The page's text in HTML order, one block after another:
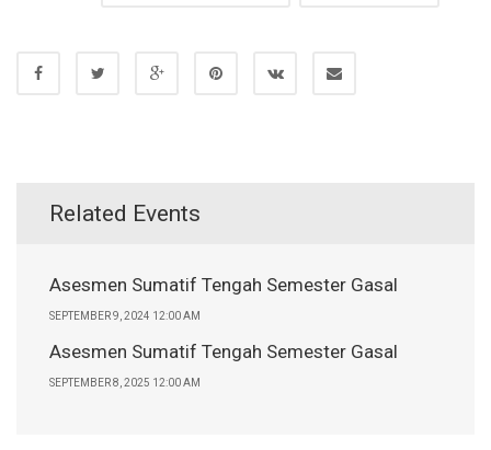
Related Events
Asesmen Sumatif Tengah Semester Gasal
SEPTEMBER 9, 2024 12:00 AM
Asesmen Sumatif Tengah Semester Gasal
SEPTEMBER 8, 2025 12:00 AM